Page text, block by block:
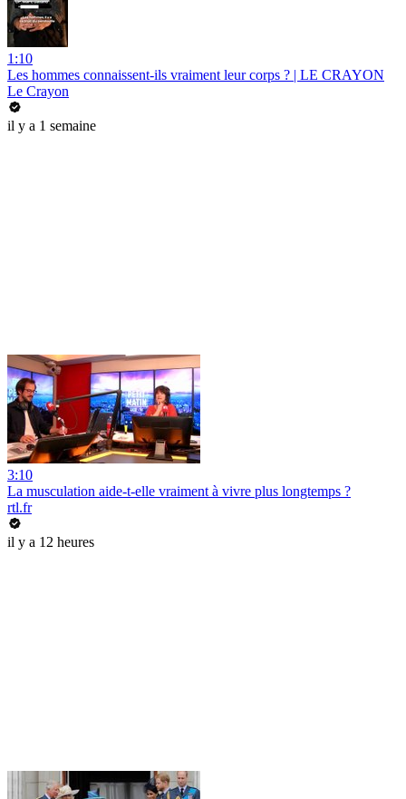
1:10
Les hommes connaissent-ils vraiment leur corps ? | LE CRAYON
Le Crayon
il y a 1 semaine
3:10
La musculation aide-t-elle vraiment à vivre plus longtemps ?
rtl.fr
il y a 12 heures